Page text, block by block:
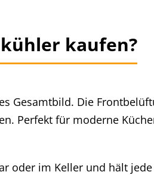
kaufen?
Gesamtbild. Die
Perfekt für moderne
oder im Keller und hält jede